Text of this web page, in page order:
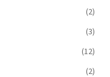
(2)
(3)
(12)
(2)